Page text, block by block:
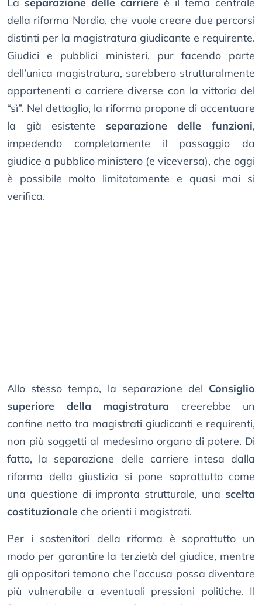
La separazione delle carriereè il tema centrale
della riforma Nordio, che vuole creare due percorsi
distinti per la magistratura giudicante e requirente.
Giudici e pubblici ministeri, pur facendo parte
dell’unica magistratura, sarebbero strutturalmente
appartenenti a carriere diverse con la vittoria del
“sì”. Nel dettaglio, la riforma propone di accentuare
la già esistente separazione delle funzioni,
impedendo completamente il passaggio da
giudice a pubblico ministero (e viceversa), che oggi
è possibile molto limitatamente e quasi mai si
verifica.
Allo stesso tempo, la separazione del Consiglio
superiore della magistratura creerebbe un
confine netto tra magistrati giudicanti e requirenti,
non più soggetti al medesimo organo di potere. Di
fatto, la separazione delle carriere intesa dalla
riforma della giustizia si pone soprattutto come
una questione di impronta strutturale, una scelta
costituzionale che orienti i magistrati.
Per i sostenitori della riforma è soprattutto un
modo per garantire la terzietà del giudice, mentre
gli oppositori temono che l’accusa possa diventare
più vulnerabile a eventuali pressioni politiche. Il